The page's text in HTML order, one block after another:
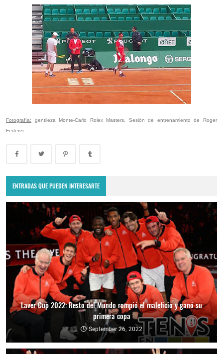
Fotografía: gentileza Monte-Carlo Rolex Masters. Sesión de entrenamiento de Roger
Federer.
ENTRADAS QUE PUEDEN INTERESARTE
Laver Cup 2022: Resto del Mundo rompió el maleficio y ganó su
primera copa
September 26, 2022